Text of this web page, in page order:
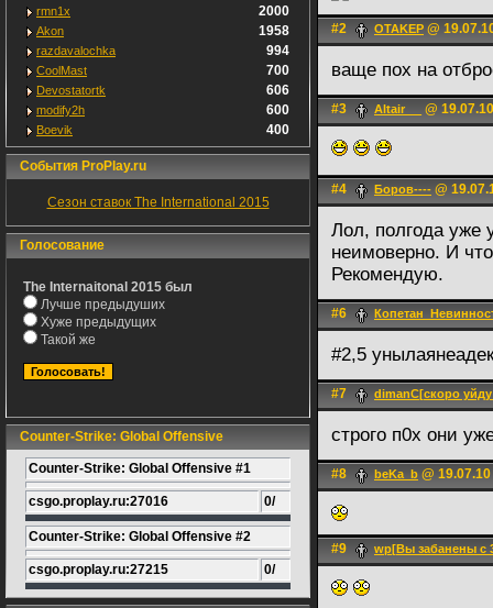
rmn1x 2000
Akon 1958
razdavalochka 994
CoolMast 700
Devostatortk 606
modify2h 600
Boevik 400
События ProPlay.ru
Сезон ставок The International 2015
Голосование
The Internaitonal 2015 был
Лучше предыдуших
Хуже предыдущих
Такой же
Counter-Strike: Global Offensive
Counter-Strike: Global Offensive #1
csgo.proplay.ru:27016 0/
Counter-Strike: Global Offensive #2
csgo.proplay.ru:27215 0/
#2 OTAKEP @
ваще пох на
#3 Altair __ @
#4 Боров---- @
Лол, полгода уже
неимоверно. И
Рекомендую.
#6
#2,5
#7 dimanC[скоро
строго п0х они
#8 beKa_b @
#9 wp[Вы забанены с